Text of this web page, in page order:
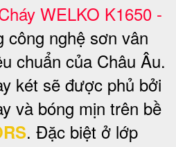
WELKO K1650 -
công nghệ sơn vân
chuẩn của Châu Âu.
két sẽ được phủ bởi
và bóng mịn trên bề
. Đặc biệt ở lớp